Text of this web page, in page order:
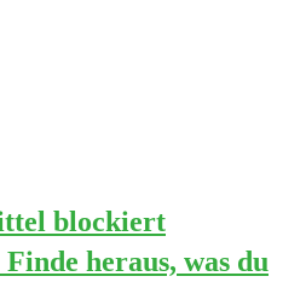
blockiert
heraus, was du